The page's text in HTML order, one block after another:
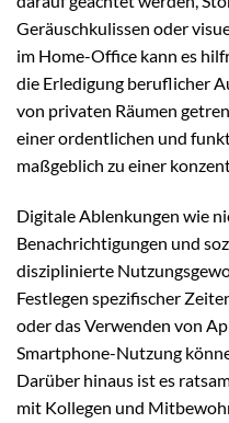
Geräuschkulissen oder
im Home-Office kann es
die Erledigung beruflicher
von privaten Räumen
einer ordentlichen und
maßgeblich zu einer
Digitale Ablenkungen wie
Benachrichtigungen und
disziplinierte
Festlegen spezifischer
oder das Verwenden von
Smartphone-Nutzung
Darüber hinaus ist es
mit Kollegen und